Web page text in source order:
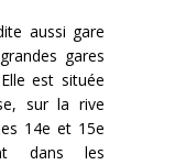
aussi gare
gares
est située
sur la rive
14e et 15e
dans les